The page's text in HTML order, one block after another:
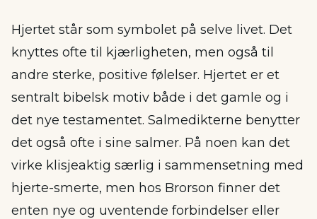
Hjertet står som symbolet på selve livet. Det
knyttes ofte til kjærligheten, men også til
andre sterke, positive følelser. Hjertet er et
sentralt bibelsk motiv både i det gamle og i
det nye testamentet. Salmedikterne benytter
det også ofte i sine salmer. På noen kan det
virke klisjeaktig særlig i sammensetning med
hjerte-smerte, men hos Brorson finner det
enten nye og uventende forbindelser eller